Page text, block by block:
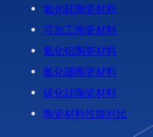
氮化硅陶瓷材料
可加工陶瓷材料
氮化铝陶瓷材料
氮化硼陶瓷材料
碳化硅陶瓷材料
陶瓷材料性能对比